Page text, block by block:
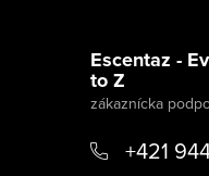
Escentaz -
to Z
+421